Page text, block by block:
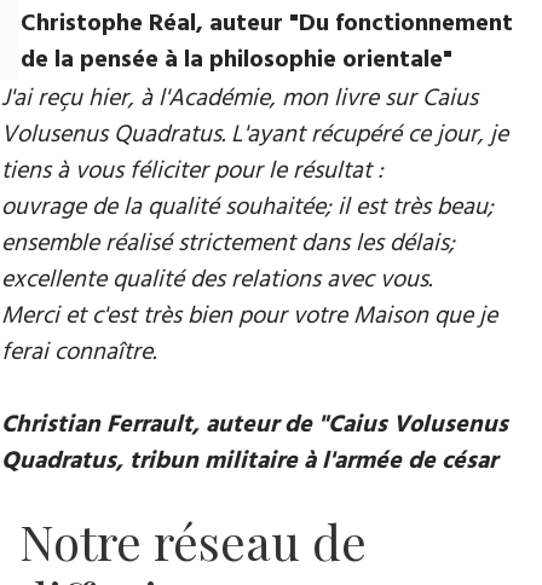
Christophe Réal, auteur ​"Du fonctionnement
de la pensée à la philosophie orientale"
J'ai reçu hier, à l'Académie, mon livre sur Caius
Volusenus Quadratus. L'ayant récupéré ce jour, je
tiens à vous féliciter pour le résultat :
ouvrage de la qualité souhaitée; il est très beau;
ensemble réalisé strictement dans les délais;
excellente qualité des relations avec vous.
Merci et c'est très bien pour votre Maison que je
ferai connaître.
Christian Ferrault, auteur de "Caius Volusenus
Quadratus, tribun militaire à l'armée de césar
Notre réseau de